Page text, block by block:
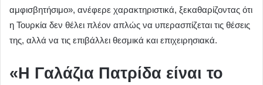
αμφισβητήσιμο», ανέφερε χαρακτηριστικά, ξεκαθαρίζοντας ότι
η Τουρκία δεν θέλει πλέον απλώς να υπερασπίζεται τις θέσεις
της, αλλά να τις επιβάλλει θεσμικά και επιχειρησιακά.
«Η Γαλάζια Πατρίδα είναι το